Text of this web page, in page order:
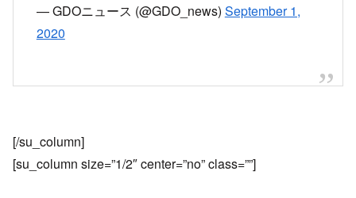
— GDOニュース (@GDO_news) September 1,
2020
[/su_column]
[su_column size=”1/2″ center=”no” class=””]